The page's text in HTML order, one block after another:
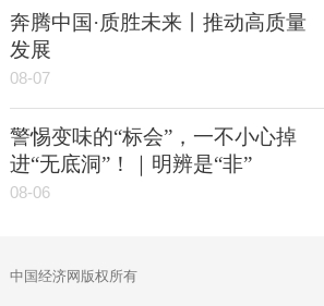
奔腾中国·质胜未来丨推动高质量
发展
08-07
警惕变味的“标会”，一不小心掉
进“无底洞”！｜明辨是“非”
08-06
中国经济网版权所有